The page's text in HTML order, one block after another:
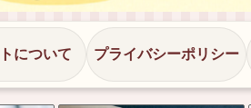
について プライバシーポリシー